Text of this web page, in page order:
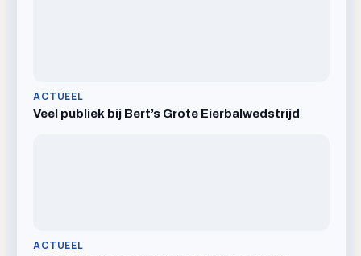
ACTUEEL
Veel publiek bij Bert’s Grote Eierbalwedstrijd
ACTUEEL